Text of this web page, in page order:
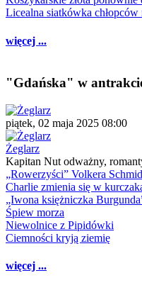
Licealna siatkówka chłopców
więcej ...
"Gdańska" w
piątek, 02 maja 2025 08:00
Żeglarz
Kapitan Nut odważny,
„Rowerzyści” Volkera
Charlie zmienia się w
„Iwona księżniczka
Śpiew morza
Niewolnice z Pipidówki
Ciemności kryją ziemię
więcej ...